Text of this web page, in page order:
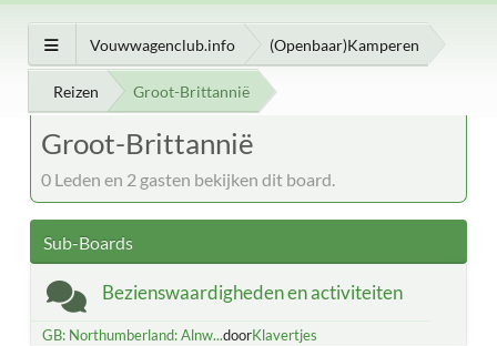
Vouwwagenclub.info (Openbaar)Kamperen
Reizen Groot-Brittannië
Groot-Brittannië
0 Leden en 2 gasten bekijken dit board.
Sub-Boards
Bezienswaardigheden en activiteiten
GB: Northumberland: Alnw...doorKlavertjes